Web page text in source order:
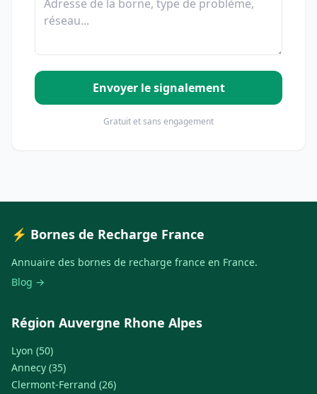
Envoyer le signalement
Gratuit et sans engagement
⚡ Bornes de Recharge France
Annuaire des bornes de recharge france en France.
Blog →
Région Auvergne Rhone Alpes
Lyon (50)
Annecy (35)
Clermont-Ferrand (26)